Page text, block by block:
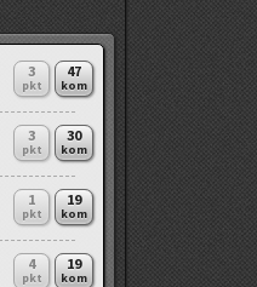
47
kom
3
pkt
30
kom
3
pkt
19
kom
1
pkt
19
kom
4
pkt